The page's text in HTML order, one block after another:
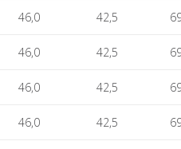
46,0 42,5
46,0 42,5
46,0 42,5
46,0 42,5